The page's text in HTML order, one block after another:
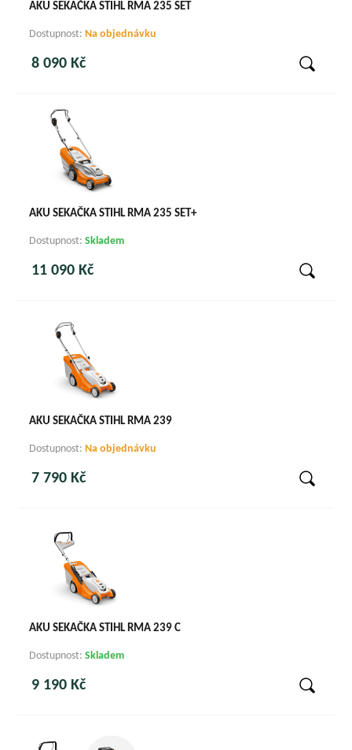
AKU SEKAČKA STIHL RMA 235 SET
Dostupnost: Na objednávku
8 090 Kč
AKU SEKAČKA STIHL RMA 235 SET+
Dostupnost:Skladem
11 090 Kč
AKU SEKAČKA STIHL RMA 239
Dostupnost: Na objednávku
7 790 Kč
AKU SEKAČKA STIHL RMA 239 C
Dostupnost:Skladem
9 190 Kč